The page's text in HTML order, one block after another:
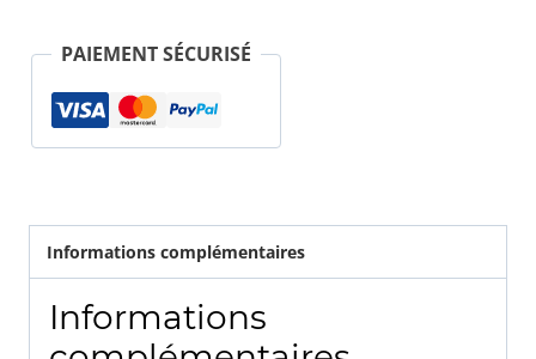
boutons
LANCIA
PAIEMENT SÉCURISÉ
Informations complémentaires
Informations